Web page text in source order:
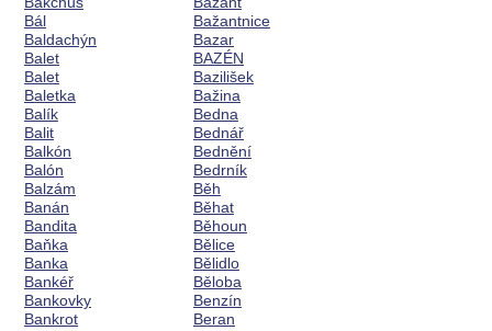
Bál
Baldachýn
Balet
Balet
Baletka
Balík
Balit
Balkón
Balón
Balzám
Banán
Bandita
Baňka
Banka
Bankéř
Bankovky
Bankrot
Bažantnice
Bazar
BAZÉN
Bazilišek
Bažina
Bedna
Bednář
Bednění
Bedrník
Běh
Běhat
Běhoun
Bělice
Bělidlo
Běloba
Benzín
Beran